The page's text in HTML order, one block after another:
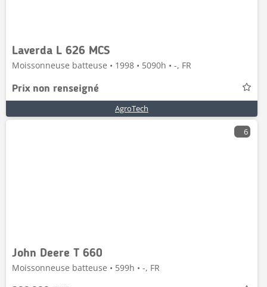
Laverda L 626 MCS
Moissonneuse batteuse • 1998 • 5090h • -, FR
Prix non renseigné
AgroTech
6
John Deere T 660
Moissonneuse batteuse • 599h • -, FR